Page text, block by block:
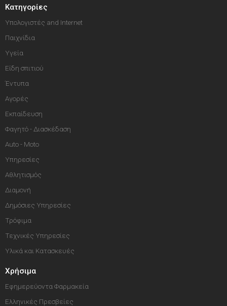
Κατηγορίες
Υπολογιστές and Internet
Παιχνίδια
Υγεία
Είδη σπιτιού
Έντυπα
Αγορές
Εκπαίδευση
Φαγητό - Διασκέδαση
Auto - Moto
Υπηρεσίες
Αθλητισμός
Διαμονή
Δημόσιες Υπηρεσίες
Τρόφιμα
Τεχνικές Υπηρεσίες
Υλικά και Κατασκευές
Χρήσιμα
Εφημερεύοντα Φαρμακεία
Ελληνικές Πρεσβείες